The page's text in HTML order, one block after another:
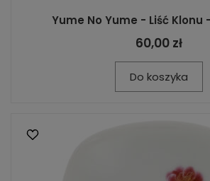
Yume No Yume - Liść Klonu
60,00 zł
Do koszyka